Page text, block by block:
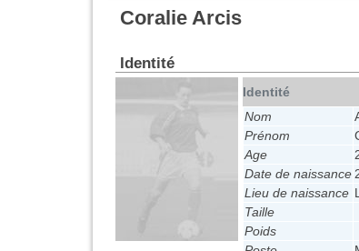
Coralie Arcis
Identité
Identité
Nom
Prénom
Age
Date de naissance
Lieu de naissance
Taille
Poids